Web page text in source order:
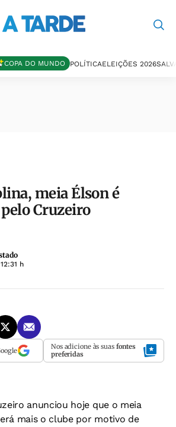
COPA DO MUNDO POLÍTICAELEIÇÕES 2026
meia Élson é
Cruzeiro
h
Nos adicione às suas fontes
preferidas
anunciou hoje que o meia
mais o clube por motivo de